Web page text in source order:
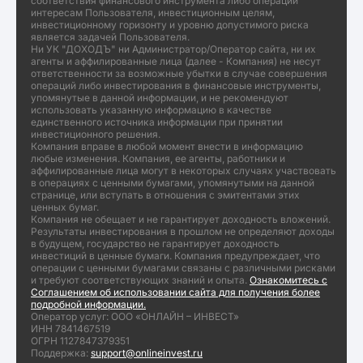
интересам Пользователя, инвестиционным целям,
инвестиционному горизонту и уровню допустимого риска
является задачей Пользователя.
Ни УК "ДОХОДЪ" ни Администратор/Оператор сайта, ни их
агенты и аффилированные лица (далее - Компания) не несут
ответственности за возможные убытки в случае совершения
операций либо инвестирования в финансовые инструменты,
упомянутые в данной информации, и не рекомендуют
использовать указанную информацию в качестве
единственного источника информации при принятии
инвестиционного решения.
Компания вправе в любой момент внести в информацию
любые изменения. Компания, ее агенты, работники и
аффилированные лица могут в некоторых случаях участвовать
в операциях с ценными бумагами, упомянутыми на данной
странице, или вступать в отношения с эмитентами этих
ценных бумаг.
Компания не обещает и не гарантирует доходность вложений.
Результаты инвестирования в прошлом не определяют доходы
в будущем, государство не гарантирует доходность
инвестиций в ценные бумаги. Компания предупреждает, что
операции с ценными бумагами связаны с различными рисками
и требуют соответствующих знаний и опыта. Ознакомитесь с
Соглашением об использовании сайта для получения более
подробной информации.
Оператор услуг: ООО «ОНЛАЙН – ИНВЕСТ»
ИНН 7841467519
ОГРН 1127847379351
Поддержка: support@onlineinvest.ru